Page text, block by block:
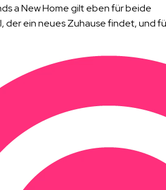
a New Home gilt eben für beide
der ein neues Zuhause findet, und